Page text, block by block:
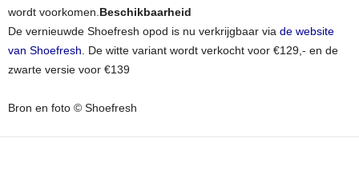
wordt voorkomen. Beschikbaarheid
De vernieuwde Shoefresh opod is nu verkrijgbaar via de website
van Shoefresh . De witte variant wordt verkocht voor €129,- en de
zwarte versie voor €139
Bron en foto © Shoefresh